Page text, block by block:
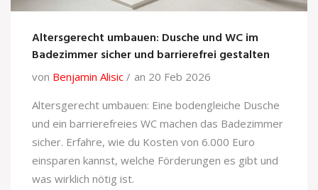
Altersgerecht umbauen: Dusche und WC im
Badezimmer sicher und barrierefrei gestalten
von Benjamin Alisic
an 20 Feb 2026
Altersgerecht umbauen: Eine bodengleiche Dusche
und ein barrierefreies WC machen das Badezimmer
sicher. Erfahre, wie du Kosten von 6.000 Euro
einsparen kannst, welche Förderungen es gibt und
was wirklich nötig ist.